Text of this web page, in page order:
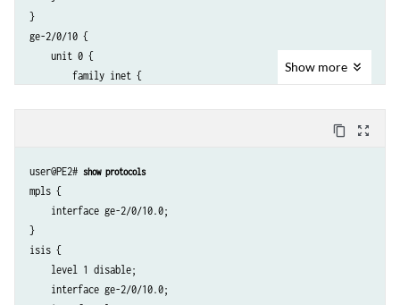
}
ge-2/0/10 {
    unit 0 {
        family inet {
    }
}
lo0 {
    unit 0 {
        family inet {
            address 10.255.14.216/32;
        }
Show more
content_copy zoom_out_map
user@PE2# show protocols
mpls {
    interface ge-2/0/10.0;
}
isis {
    level 1 disable;
    interface ge-2/0/10.0;